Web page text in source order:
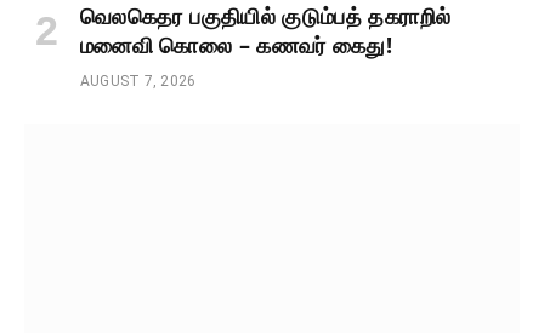
வெலகெதர பகுதியில் குடும்பத் தகராறில்
மனைவி கொலை – கணவர் கைது!
AUGUST 7, 2026